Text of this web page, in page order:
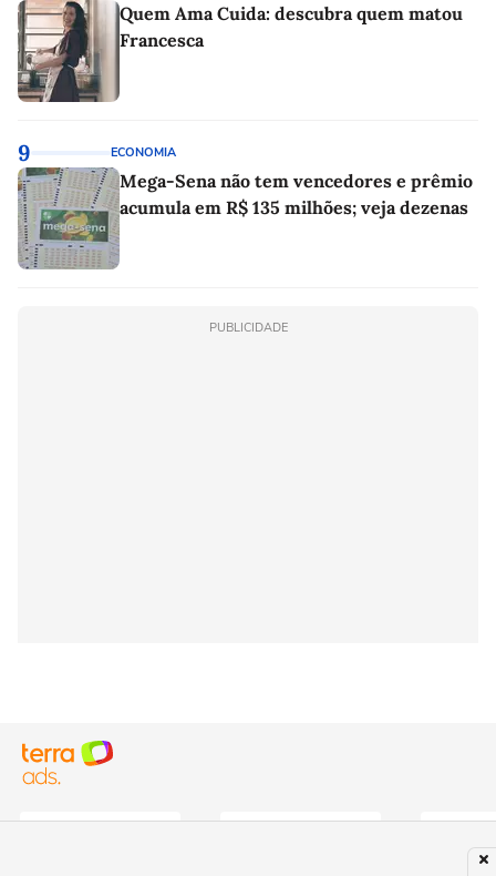
Quem Ama Cuida: descubra quem matou
Francesca
9 ECONOMIA
Mega-Sena não tem vencedores e prêmio
acumula em R$ 135 milhões; veja dezenas
PUBLICIDADE